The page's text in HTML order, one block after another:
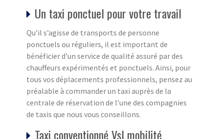
Un taxi ponctuel pour votre travail
Qu’il s’agisse de transports de personne
ponctuels ou réguliers, il est important de
bénéficier d’un service de qualité assuré par des
chauffeurs expérimentés et ponctuels. Ainsi, pour
tous vos déplacements professionnels, pensez au
préalable à commander un taxi auprès de la
centrale de réservation de l’une des compagnies
de taxis que nous vous conseillons.
Taxi conventionné Vsl mobilité